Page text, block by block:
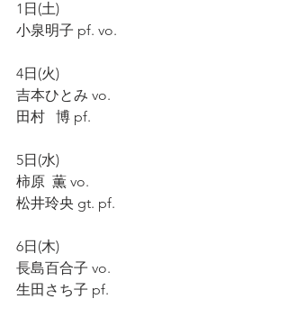
1日(土)
小泉明子 pf. vo.
4日(火)
吉本ひとみ vo.
田村   博 pf.
5日(水)
柿原  薫 vo.
松井玲央 gt. pf.
6日(木)
長島百合子 vo.
生田さち子 pf.